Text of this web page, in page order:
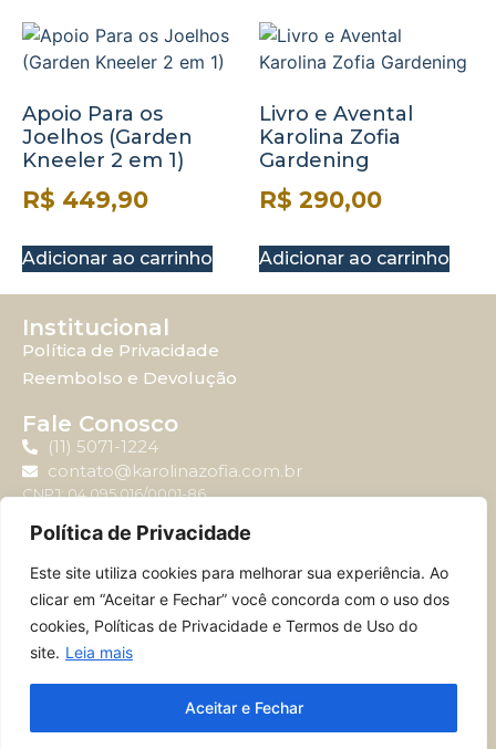
Política de Privacidade
Este site utiliza cookies para melhorar sua experiência. Ao
clicar em “Aceitar e Fechar” você concorda com o uso dos
cookies, Políticas de Privacidade e Termos de Uso do
site. Leia mais
Aceitar e Fechar
Apoio Para os
Joelhos (Garden
Kneeler 2 em 1)
R$ 449,90
Adicionar ao carrinho
Livro e Avental
Karolina Zofia
Gardening
R$ 290,00
Adicionar ao carrinho
Institucional
Política de Privacidade
Reembolso e Devolução
Fale Conosco
(11) 5071-1224
contato@karolinazofia.com.br
CNPJ: 04.095.016/0001-86
Horário de atendimento: Segunda-feira à sexta-feira
das 09:00 até 17:00.
© 2024 – MERCSWISS BRASIL JARDINS E EDITORA LTDA – 04.095.016/0001-
86